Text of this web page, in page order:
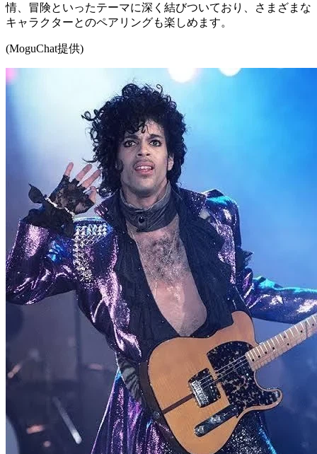
情、冒険といったテーマに深く結びついており、さまざまな
キャラクターとのペアリングも楽しめます。
(MoguChat提供)